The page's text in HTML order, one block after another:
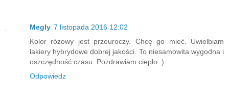
Megly 7 listopada 2016 12:02
Kolor różowy jest przeuroczy. Chcę go mieć. Uwielbiam
lakiery hybrydowe dobrej jakości. To niesamowita wygodna i
oszczędność czasu. Pozdrawiam ciepło :)
Odpowiedz